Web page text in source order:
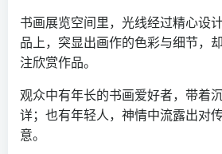
书画展览空间里，光线经过精心设
品上，突显出画作的色彩与细节，
注欣赏作品。
观众中有年长的书画爱好者，带着
详；也有年轻人，神情中流露出对
意。